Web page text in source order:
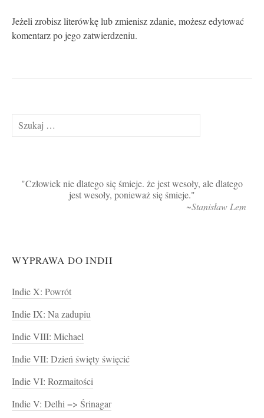
Jeżeli zrobisz literówkę lub zmienisz zdanie, możesz edytować
komentarz po jego zatwierdzeniu.
Szukaj:
Człowiek nie dlatego się śmieje. że jest wesoły, ale dlatego
jest wesoły, ponieważ się śmieje.
~Stanisław Lem
WYPRAWA DO INDII
Indie X: Powrót
Indie IX: Na zadupiu
Indie VIII: Michael
Indie VII: Dzień święty święcić
Indie VI: Rozmaitości
Indie V: Delhi => Śrinagar